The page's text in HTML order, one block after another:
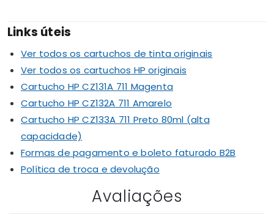
Links úteis
Ver todos os cartuchos de tinta originais
Ver todos os cartuchos HP originais
Cartucho HP CZ131A 711 Magenta
Cartucho HP CZ132A 711 Amarelo
Cartucho HP CZ133A 711 Preto 80ml (alta
capacidade)
Formas de pagamento e boleto faturado B2B
Política de troca e devolução
Avaliações